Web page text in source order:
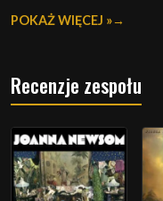
POKAŻ WIĘCEJ »
Recenzje zespołu